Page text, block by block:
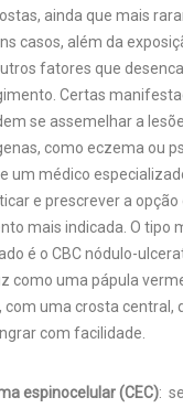
ainda que mais
casos, além da
fatores que
Certas
se assemelhar a
como eczema ou
um médico
e prescrever a opção
mais indicada. O tipo
é o CBC nódulo-
como uma pápula
com uma crosta central,
com facilidade.
espinocelular (CEC):